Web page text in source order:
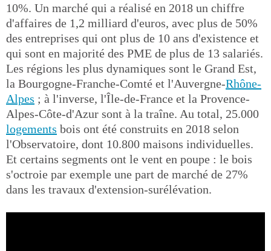
10%. Un marché qui a réalisé en 2018 un chiffre
d'affaires de 1,2 milliard d'euros, avec plus de 50%
des entreprises qui ont plus de 10 ans d'existence et
qui sont en majorité des PME de plus de 13 salariés.
Les régions les plus dynamiques sont le Grand Est,
la Bourgogne-Franche-Comté et l'Auvergne-Rhône-
Alpes ; à l'inverse, l'Île-de-France et la Provence-
Alpes-Côte-d'Azur sont à la traîne. Au total, 25.000
logements bois ont été construits en 2018 selon
l'Observatoire, dont 10.800 maisons individuelles.
Et certains segments ont le vent en poupe : le bois
s'octroie par exemple une part de marché de 27%
dans les travaux d'extension-surélévation.